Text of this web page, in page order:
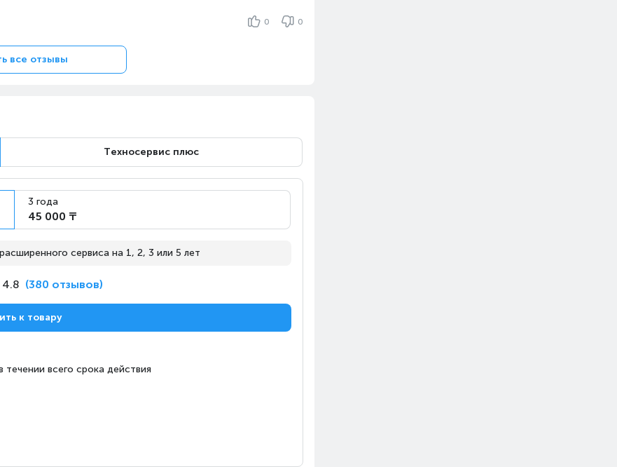
0 0
все отзывы
Техносервис плюс
3 года
45 000 ₸
сервиса на 1, 2, 3 или 5 лет
4.8 (380 отзывов)
к товару
всего срока действия